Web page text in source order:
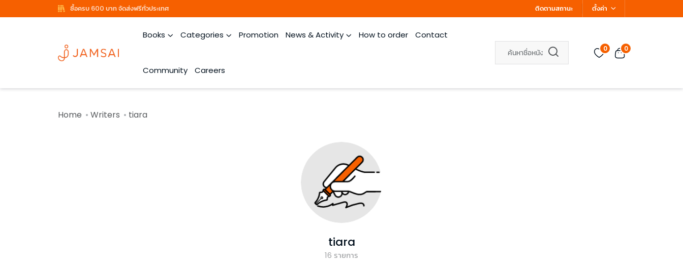
ซื้อครบ 600 บาท จัดส่งฟรีทั่วประเทศ ติดตามสถานะ ตั้งค่า
Books Categories Promotion News & Activity How to order Contact
Community Careers
0 0
Home Writers tiara
tiara
16 รายการ